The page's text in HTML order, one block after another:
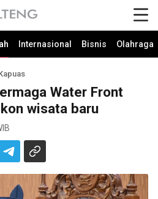
Internasional Bisnis Olahraga
Water Front
wisata baru